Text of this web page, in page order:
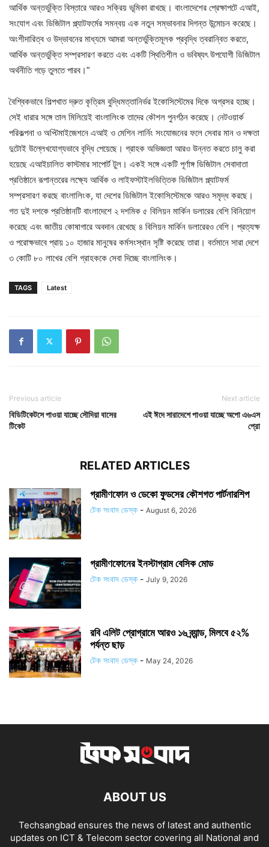
আর্থিক অন্তর্ভুক্তি বিস্তারে আরও সক্রিয় ভূমিকা রাখছে। বাংলাদেশের প্রেক্ষাপটে এআই,
সংযোগ এবং ডিজিটাল প্ল্যাটফর্মের সমন্বয় এক নতুন সম্ভাবনার দিগন্ত উন্মোচন করেছে।
অংশীদারিত্ব ও উদ্ভাবনের মাধ্যমে আমরা অন্তর্ভুক্তিমূলক প্রবৃদ্ধি ত্বরান্বিত করতে,
আর্থিক অন্তর্ভুক্তি সম্প্রসারণ করতে এবং একটি স্থিতিশীল ও ভবিষ্যৎ উপযোগী ডিজিটাল
অর্থনীতি গড়ে তুলতে পারব।”
বৈশ্বিকভাবে শিল্পখাত দ্রুত কৃত্রিম বুদ্ধিমত্তানির্ভর ইকোসিস্টেমের দিকে অগ্রসর হচ্ছে।
সেই ধারার সঙ্গে তাল মিলিয়েই বাংলালিংক তাদের কৌশল পুনর্গঠন করেছে। নেটওয়ার্ক
পরিকল্পনা ও অপ্টিমাইজেশনে এআই ও মেশিন লার্নিং সংযোজনের ফলে সেবার মান ও দক্ষতা
দুটোই উল্লেখযোগ্যভাবে বৃদ্ধি পেয়েছে। গ্রাহক অভিজ্ঞতা আরও উন্নত করতে চালু করা
হয়েছে এআইচালিত কাস্টমার সাপোর্ট টুল। একই সঙ্গে একটি পূর্ণাঙ্গ ডিজিটাল সেবাদাতা
প্রতিষ্ঠানে রূপান্তরের লক্ষ্যে আর্থিক ও লাইফস্টাইলভিত্তিক ডিজিটাল প্ল্যাটফর্ম
সম্প্রসারণ করছে বাংলালিংক, যা দেশের ডিজিটাল ইকোসিস্টেমকে আরও সমৃদ্ধ করছে।
গত দুই দশকে প্রতিষ্ঠানটি বাংলাদেশে ২ দশমিক ৫ বিলিয়ন মার্কিন ডলারের বেশি বিনিয়োগ
করেছে এবং জাতীয় কোষাগারে অবদান রেখেছে ৪ বিলিয়ন মার্কিন ডলারেরও বেশি। প্রত্যক্ষ
ও পরোক্ষভাবে প্রায় ১০ হাজার মানুষের কর্মসংস্থান সৃষ্টি করেছে তারা। বর্তমানে সারা দেশে
৩ কোটি ৮০ লাখের বেশি গ্রাহককে সেবা দিচ্ছে বাংলালিংক।
TAGS Latest
Previous article
বিডিটিকেটসে পাওয়া যাচ্ছে সৌদিয়া বাসের
টিকেট
Next article
এই ঈদে সারাদেশে পাওয়া যাচ্ছে অপো এ৬এস
প্রো
RELATED ARTICLES
গ্রামীণফোন ও ডেকো ফুডসের কৌশগত পার্টনারশিপ
টেক সংবাদ ডেস্ক - August 6, 2026
গ্রামীণফোনের ইনস্টাগ্রাম বেসিক মোড
টেক সংবাদ ডেস্ক - July 9, 2026
রবি এলিট প্রোগ্রামে আরও ১৬ ব্র্যান্ড, মিলবে ৫২%
পর্যন্ত ছাড়
টেক সংবাদ ডেস্ক - May 24, 2026
ABOUT US
Techsangbad ensures the news of latest and authentic
updates on ICT & Telecom sector covering all National and